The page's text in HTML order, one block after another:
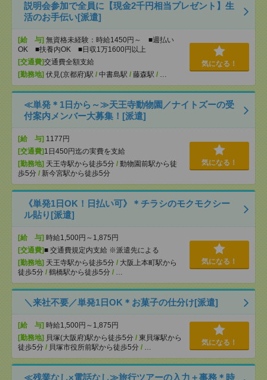
説明会参加で全員に【現金2千円相当プレゼント】生
活のお手伝い[派遣]
[給 与] 無資格未経験：時給1450円～ ■週払い
OK ■扶養内OK ■日収1万1600円以上
[交通費]交通費全額支給
[勤務地] 伏見(京都府)駅 / 中書島駅 / 藤森駅 / …
気になる！
≪単発＊1日から～≫天王寺動物園／ナイトズーの受
付案内メンバー大募集！[派遣]
[給 与] 1177円
[交通費] 1日450円迄の実費を支給
[勤務地] 天王寺駅から徒歩5分 / 動物園前駅から徒
歩5分 / 新今宮駅から徒歩5分
気になる！
《単発1日OK！日払い可》＊チラシのモクモクシー
ル貼り[派遣]
[給 与] 時給1,500円～1,875円
[交通費]■ 交通費規定内支給 ※派遣先による
[勤務地] 天王寺駅から徒歩5分 / 大阪上本町駅から
徒歩5分 / 鶴橋駅から徒歩5分 / …
気になる！
＼来社不要／単発1日OK＊お菓子の仕分け[派遣]
[給 与] 時給1,500円～1,875円
[勤務地] 貝塚(大阪府)駅から徒歩5分 / 東貝塚駅から
徒歩5分 / 貝塚市役所前駅から徒歩5分 / …
気になる！
≪残業なし×電話なし≫旅行ツアーの入力＋事務＊時